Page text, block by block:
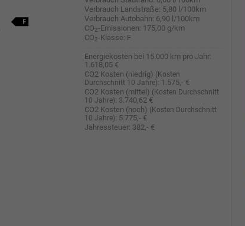
Verbrauch Landstraße: 5,80 l/100km
Verbrauch Autobahn: 6,90 l/100km
CO2-Emissionen: 175,00 g/km
CO2-Klasse: F
Energiekosten bei 15.000 km pro Jahr:
1.618,05 €
CO2 Kosten (niedrig) (Kosten
Durchschnitt 10 Jahre): 1.575,- €
CO2 Kosten (mittel) (Kosten Durchschnitt
10 Jahre): 3.740,62 €
CO2 Kosten (hoch) (Kosten Durchschnitt
10 Jahre): 5.775,- €
Jahressteuer: 382,- €